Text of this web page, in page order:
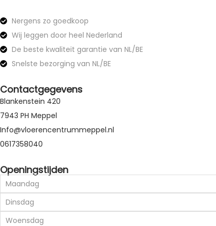
Nergens zo goedkoop
Wij leggen door heel Nederland
De beste kwaliteit garantie van NL/BE
Snelste bezorging van NL/BE
Contactgegevens
Blankenstein 420
7943 PH Meppel
Info@vloerencentrummeppel.nl
0617358040
Openingstijden
Maandag
Dinsdag
Woensdag